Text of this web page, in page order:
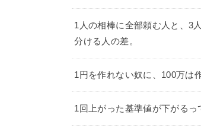
1人の相棒に全部頼む人と、3
分ける人の差。
1円を作れない奴に、100万は
1回上がった基準値が下がるっ